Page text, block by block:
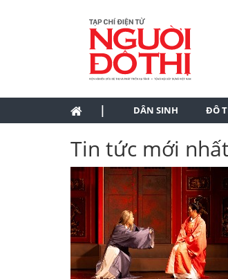
| DÂN SINH ĐÔ
Tin tức mới